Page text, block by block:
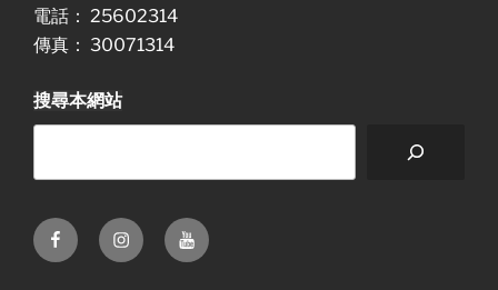
電話： 25602314
傳真： 30071314
搜尋本網站
FacebookInstagramYoutube